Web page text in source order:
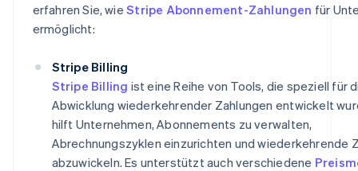
erfahren Sie, wieStripe Abonnement-Zahlungen für
ermöglicht:
Stripe Billing
Stripe Billing ist eine Reihe von Tools, die speziell für
Abwicklung wiederkehrender Zahlungen entwickelt
hilft Unternehmen, Abonnements zu verwalten,
Abrechnungszyklen einzurichten und wiederkehrende
abzuwickeln. Es unterstützt auch verschiedene